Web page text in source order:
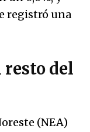
registró una
resto del
(NEA)